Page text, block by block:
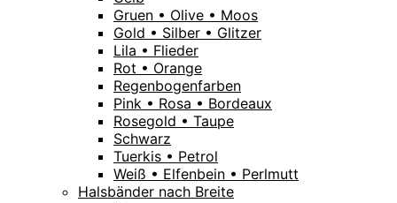
Gruen • Olive • Moos
Gold • Silber • Glitzer
Lila • Flieder
Rot • Orange
Regenbogenfarben
Pink • Rosa • Bordeaux
Rosegold • Taupe
Schwarz
Tuerkis • Petrol
Weiß • Elfenbein • Perlmutt
Halsbänder nach Breite